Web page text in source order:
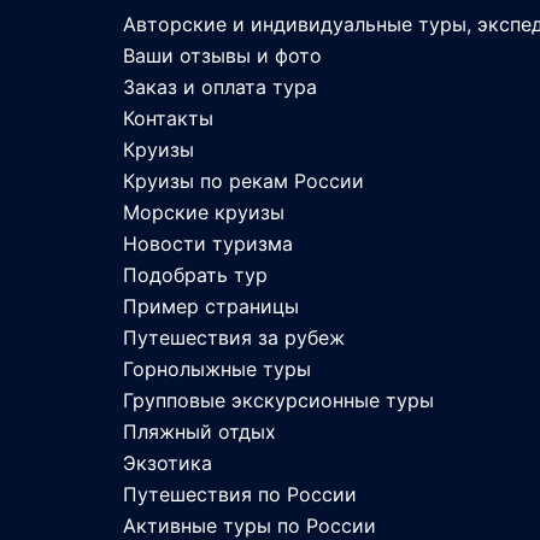
Авторские и индивидуальные туры,
Ваши отзывы и фото
Заказ и оплата тура
Контакты
Круизы
Круизы по рекам России
Морские круизы
Новости туризма
Подобрать тур
Пример страницы
Путешествия за рубеж
Горнолыжные туры
Групповые экскурсионные туры
Пляжный отдых
Экзотика
Путешествия по России
Активные туры по России